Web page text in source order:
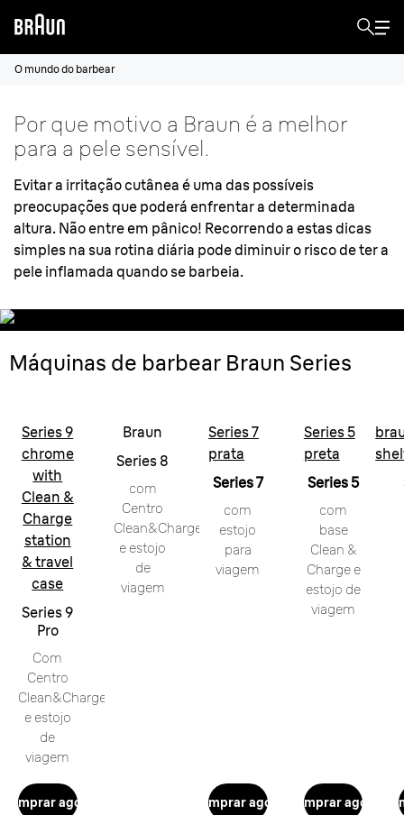
O mundo do barbear
Por que motivo a Braun é a melhor
para a pele sensível.
Evitar a irritação cutânea é uma das possíveis
preocupações que poderá enfrentar a determinada
altura. Não entre em pânico! Recorrendo a estas dicas
simples na sua rotina diária pode diminuir o risco de ter a
pele inflamada quando se barbeia.
Máquinas de barbear Braun Series
Series 9
chrome
with
Clean &
Charge
station
& travel
case
Series 9
Pro
Com
Centro
Clean&Charge
e estojo
de
viagem
Comprar agora
Braun
Series 8
com
Centro
Clean&Charge
e estojo
de
viagem
Series 7
prata
Series 7
com
estojo
para
viagem
Comprar agora
Series 5
preta
Series 5
com
base
Clean &
Charge e
estojo de
viagem
Comprar agora